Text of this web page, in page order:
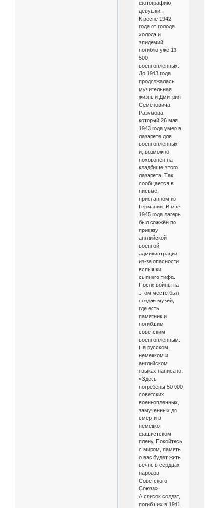
фотографию
девушки.
К весне 1942
года от голода,
холода и
эпидемий
погибло уже 13
500
военнопленных.
До 1943 года
продолжалась
мучительная
жизнь и Дмитрия
Семёновича
Разумова,
который 26 мая
1943 года умер в
лазарете для
военнопленных
и, возможно,
похоронен на
кладбище этого
лазарета. Так
сообщается в
письме,
присланном из
Германии. В мае
1945 года лагерь
был сожжён по
приказу
английской
военной
администрации
из-за опасности
вспышки
сыпного тифа.
После войны на
этом месте был
создан музей,
где есть
памятник и
погибшим
советским
военнопленным.
На русском,
немецком и
английском
языках написано:
«Здесь
погребены 50 000
советских
военнопленных,
замученных до
смерти в
немецко-
фашистском
плену. Покойтесь
с миром, память
о вас будет жить
вечно в сердцах
народов
Советского
Союза».
А список солдат,
погибших в 1941